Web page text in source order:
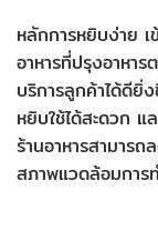
หลักการหยิบง่าย เ
อาหารที่ปรุงอาหา
บริการลูกค้าได้ดียิ่
หยิบใช้ได้สะดวก
ร้านอาหารสามารถ
สภาพแวดล้อมการ